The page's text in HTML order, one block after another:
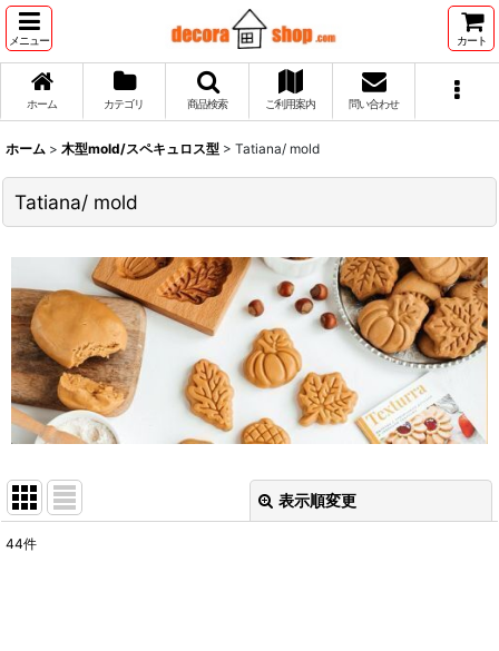
メニュー カート
ホーム カテゴリ 商品検索 ご利用案内 問い合わせ
ホーム > 木型mold/スペキュロス型 > Tatiana/ mold
Tatiana/ mold
表示順変更
44件